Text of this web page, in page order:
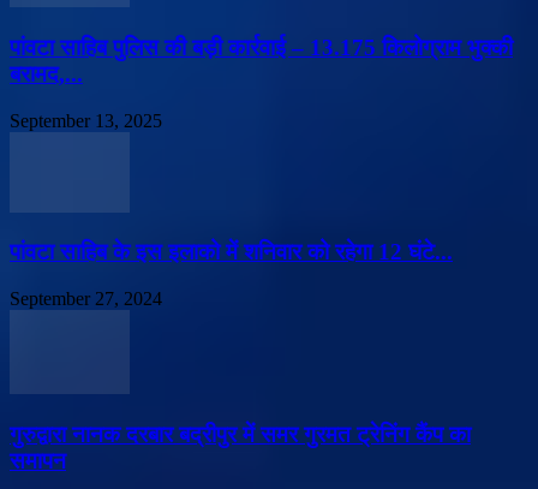
पांवटा साहिब पुलिस की बड़ी कार्रवाई – 13.175 किलोग्राम भुक्की
बरामद,...
September 13, 2025
पांवटा साहिब के इस इलाको में शनिवार को रहेगा 12 घंटे...
September 27, 2024
गुरुद्वारा नानक दरबार बद्रीपुर में समर गुरमत ट्रेनिंग कैंप का
समापन